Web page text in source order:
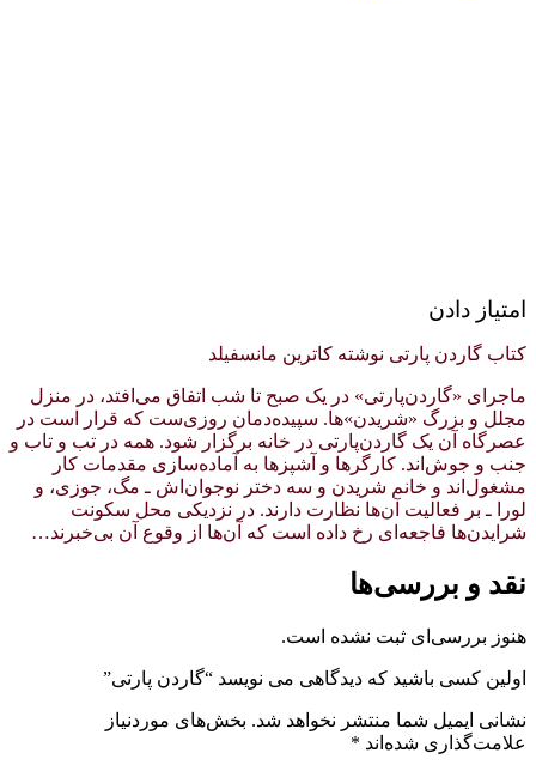
امتیاز دادن
کتاب گاردن پارتی نوشته کاترین مانسفیلد
ماجرای «گاردن‌پارتی» در یک صبح تا شب اتفاق می‌افتد، در منزل
مجلل و بزرگ «شریدن»ها. سپیده‌دمان روزی‌ست که قرار است در
عصرگاه آن یک گاردن‌پارتی در خانه برگزار شود. همه در تب و تاب و
جنب و جوش‌اند. کارگرها و آشپزها به آماده‌سازی مقدمات کار
مشغول‌اند و خانم شریدن و سه دختر نوجوان‌اش ـ مگ، جوزی، و
لورا ـ بر فعالیت آن‌ها نظارت دارند. در نزدیکی محل سکونت
شرایدن‌ها فاجعه‌ای رخ داده است که آن‌ها از وقوع آن بی‌خبرند…
نقد و بررسی‌ها
هنوز بررسی‌ای ثبت نشده است.
اولین کسی باشید که دیدگاهی می نویسد “گاردن پارتی”
نشانی ایمیل شما منتشر نخواهد شد. بخش‌های موردنیاز
علامت‌گذاری شده‌اند *